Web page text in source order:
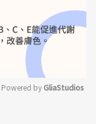
Powered by GliaStudios